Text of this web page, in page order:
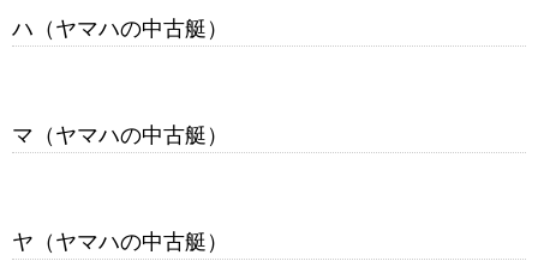
ハ（ヤマハの中古艇）
マ（ヤマハの中古艇）
ヤ（ヤマハの中古艇）